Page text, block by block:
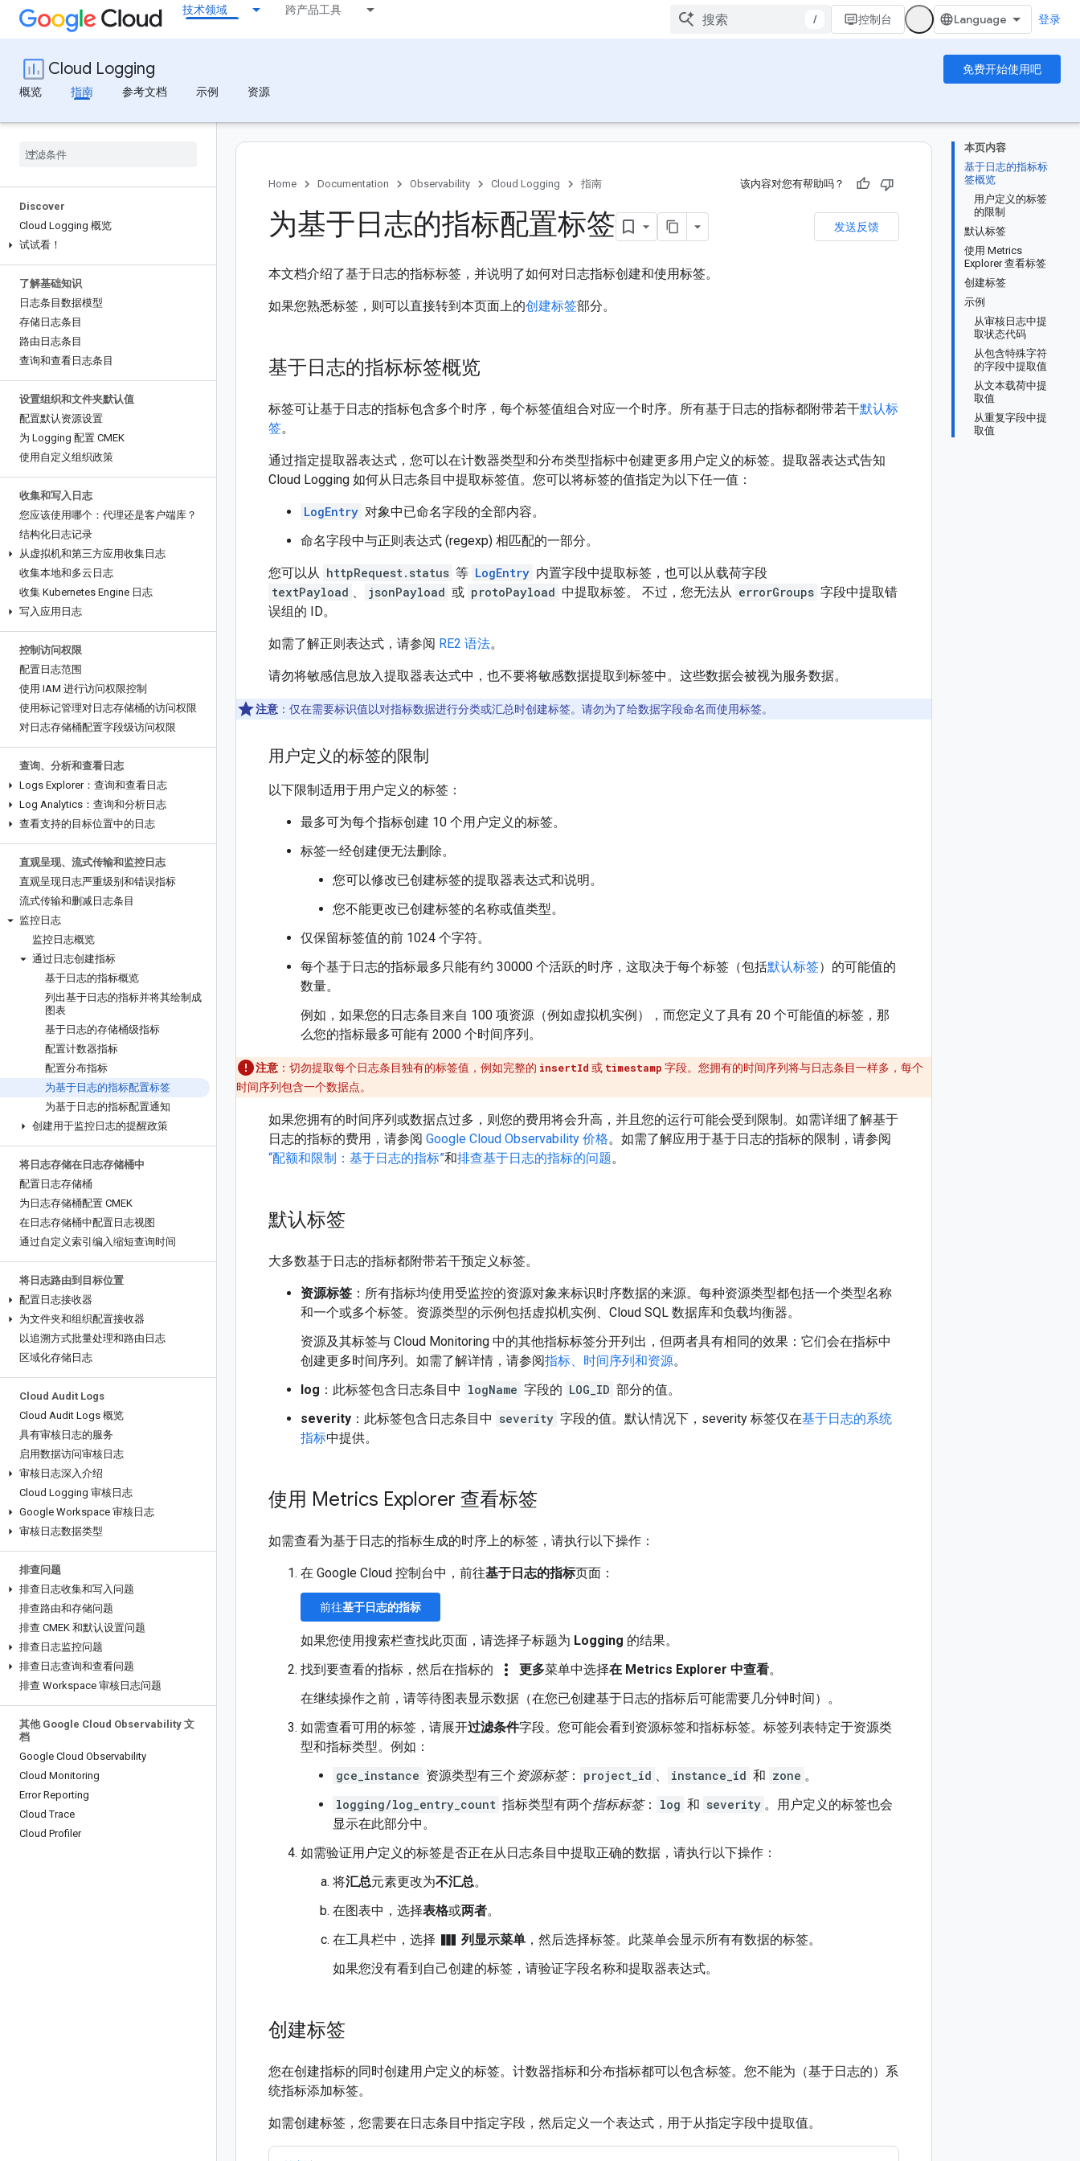
技术领域 跨产品工具
/ 控制台 登录
Cloud Logging
免费开始使用吧
概览
指南 参考文档 示例 资源
Discover
Cloud Logging 概览
试试看！
了解基础知识
日志条目数据模型
存储日志条目
路由日志条目
查询和查看日志条目
设置组织和文件夹默认值
配置默认资源设置
为 Logging 配置 CMEK
使用自定义组织政策
收集和写入日志
您应该使用哪个：代理还是客户端库？
结构化日志记录
从虚拟机和第三方应用收集日志
收集本地和多云日志
收集 Kubernetes Engine 日志
写入应用日志
控制访问权限
配置日志范围
使用 IAM 进行访问权限控制
使用标记管理对日志存储桶的访问权限
对日志存储桶配置字段级访问权限
查询、分析和查看日志
Logs Explorer：查询和查看日志
Log Analytics：查询和分析日志
查看支持的目标位置中的日志
直观呈现、流式传输和监控日志
直观呈现日志严重级别和错误指标
流式传输和删减日志条目
监控日志
监控日志概览
通过日志创建指标
基于日志的指标概览
列出基于日志的指标并将其绘制成
图表
基于日志的存储桶级指标
配置计数器指标
配置分布指标
为基于日志的指标配置标签
为基于日志的指标配置通知
创建用于监控日志的提醒政策
将日志存储在日志存储桶中
配置日志存储桶
为日志存储桶配置 CMEK
在日志存储桶中配置日志视图
通过自定义索引编入缩短查询时间
将日志路由到目标位置
配置日志接收器
为文件夹和组织配置接收器
以追溯方式批量处理和路由日志
区域化存储日志
Cloud Audit Logs
Cloud Audit Logs 概览
具有审核日志的服务
启用数据访问审核日志
审核日志深入介绍
Cloud Logging 审核日志
Google Workspace 审核日志
审核日志数据类型
排查问题
排查日志收集和写入问题
排查路由和存储问题
排查 CMEK 和默认设置问题
排查日志监控问题
排查日志查询和查看问题
排查 Workspace 审核日志问题
其他 Google Cloud Observability 文
档
Google Cloud Observability
Cloud Monitoring
Error Reporting
Cloud Trace
Cloud Profiler
本页内容
基于日志的指标标
签概览
用户定义的标签
的限制
默认标签
使用 Metrics
Explorer 查看标签
创建标签
示例
从审核日志中提
取状态代码
从包含特殊字符
的字段中提取值
从文本载荷中提
取值
从重复字段中提
取值
Home Documentation Observability Cloud Logging 指南 该内容对您有帮助吗？
发送反馈
为基于日志的指标配置标签
本文档介绍了基于日志的指标标签，并说明了如何对日志指标创建和使用标签。
如果您熟悉标签，则可以直接转到本页面上的创建标签部分。
基于日志的指标标签概览
标签可让基于日志的指标包含多个时序，每个标签值组合对应一个时序。所有基于日志的指标都附带若干默认标
签。
通过指定提取器表达式，您可以在计数器类型和分布类型指标中创建更多用户定义的标签。提取器表达式告知
Cloud Logging 如何从日志条目中提取标签值。您可以将标签的值指定为以下任一值：
LogEntry 对象中已命名字段的全部内容。
命名字段中与正则表达式 (regexp) 相匹配的一部分。
您可以从 httpRequest.status 等 LogEntry 内置字段中提取标签，也可以从载荷字段
textPayload 、 jsonPayload 或 protoPayload 中提取标签。 不过，您无法从 errorGroups 字段中提取错
误组的 ID。
如需了解正则表达式，请参阅 RE2 语法。
请勿将敏感信息放入提取器表达式中，也不要将敏感数据提取到标签中。这些数据会被视为服务数据。
注意 ：仅在需要标识值以对指标数据进行分类或汇总时创建标签。请勿为了给数据字段命名而使用标签。
用户定义的标签的限制
以下限制适用于用户定义的标签：
最多可为每个指标创建 10 个用户定义的标签。
标签一经创建便无法删除。
您可以修改已创建标签的提取器表达式和说明。
您不能更改已创建标签的名称或值类型。
仅保留标签值的前 1024 个字符。
每个基于日志的指标最多只能有约 30000 个活跃的时序，这取决于每个标签（包括默认标签）的可能值的
数量。
例如，如果您的日志条目来自 100 项资源（例如虚拟机实例），而您定义了具有 20 个可能值的标签，那
么您的指标最多可能有 2000 个时间序列。
注意 ：切勿提取每个日志条目独有的标签值，例如完整的 insertId 或 timestamp 字段。您拥有的时间序列将与日志条目一样多，每个
时间序列包含一个数据点。
如果您拥有的时间序列或数据点过多，则您的费用将会升高，并且您的运行可能会受到限制。如需详细了解基于
日志的指标的费用，请参阅 Google Cloud Observability 价格。如需了解应用于基于日志的指标的限制，请参阅
“配额和限制：基于日志的指标”和排查基于日志的指标的问题。
默认标签
大多数基于日志的指标都附带若干预定义标签。
资源标签 ：所有指标均使用受监控的资源对象来标识时序数据的来源。每种资源类型都包括一个类型名称
和一个或多个标签。资源类型的示例包括虚拟机实例、Cloud SQL 数据库和负载均衡器。
资源及其标签与 Cloud Monitoring 中的其他指标标签分开列出，但两者具有相同的效果：它们会在指标中
创建更多时间序列。如需了解详情，请参阅指标、时间序列和资源。
log ：此标签包含日志条目中 logName 字段的 LOG_ID 部分的值。
severity ：此标签包含日志条目中 severity 字段的值。默认情况下，severity 标签仅在基于日志的系统
指标中提供。
使用 Metrics Explorer 查看标签
如需查看为基于日志的指标生成的时序上的标签，请执行以下操作：
在 Google Cloud 控制台中，前往基于日志的指标页面：
前往基于日志的指标
如果您使用搜索栏查找此页面，请选择子标题为 Logging 的结果。
找到要查看的指标，然后在指标的
more_vert 更多菜单中选择在 Metrics Explorer 中查看。
在继续操作之前，请等待图表显示数据（在您已创建基于日志的指标后可能需要几分钟时间）。
如需查看可用的标签，请展开过滤条件字段。您可能会看到资源标签和指标标签。标签列表特定于资源类
型和指标类型。例如：
gce_instance 资源类型有三个资源标签： project_id 、 instance_id 和 zone 。
logging/log_entry_count 指标类型有两个指标标签： log 和 severity 。用户定义的标签也会
显示在此部分中。
如需验证用户定义的标签是否正在从日志条目中提取正确的数据，请执行以下操作：
将汇总元素更改为不汇总。
在图表中，选择表格或两者。
在工具栏中，选择 view_column 列显示菜单 ，然后选择标签。此菜单会显示所有有数据的标签。
如果您没有看到自己创建的标签，请验证字段名称和提取器表达式。
创建标签
您在创建指标的同时创建用户定义的标签。计数器指标和分布指标都可以包含标签。您不能为（基于日志的）系
统指标添加标签。
如需创建标签，您需要在日志条目中指定字段，然后定义一个表达式，用于从指定字段中提取值。